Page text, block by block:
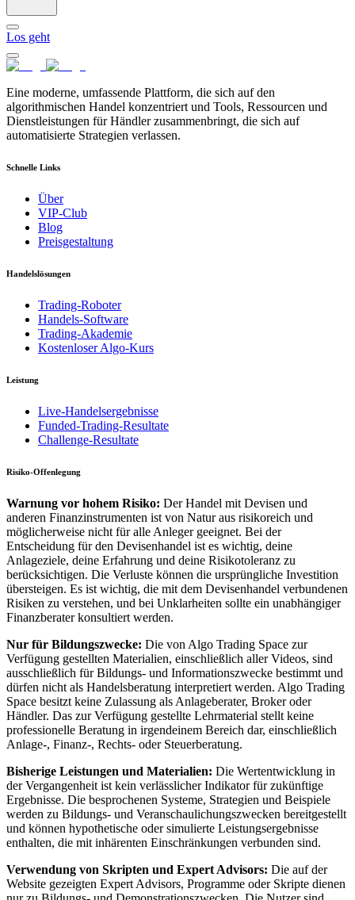
Los geht
Eine moderne, umfassende Plattform, die sich auf den
algorithmischen Handel konzentriert und Tools, Ressourcen und
Dienstleistungen für Händler zusammenbringt, die sich auf
automatisierte Strategien verlassen.
Schnelle Links
Über
VIP-Club
Blog
Preisgestaltung
Handelslösungen
Trading-Roboter
Handels-Software
Trading-Akademie
Kostenloser Algo-Kurs
Leistung
Live-Handelsergebnisse
Funded-Trading-Resultate
Challenge-Resultate
Risiko-Offenlegung
Warnung vor hohem Risiko: Der Handel mit Devisen und
anderen Finanzinstrumenten ist von Natur aus risikoreich und
möglicherweise nicht für alle Anleger geeignet. Bei der
Entscheidung für den Devisenhandel ist es wichtig, deine
Anlageziele, deine Erfahrung und deine Risikotoleranz zu
berücksichtigen. Die Verluste können die ursprüngliche Investition
übersteigen. Es ist wichtig, die mit dem Devisenhandel verbundenen
Risiken zu verstehen, und bei Unklarheiten sollte ein unabhängiger
Finanzberater konsultiert werden.
Nur für Bildungszwecke: Die von Algo Trading Space zur
Verfügung gestellten Materialien, einschließlich aller Videos, sind
ausschließlich für Bildungs- und Informationszwecke bestimmt und
dürfen nicht als Handelsberatung interpretiert werden. Algo Trading
Space besitzt keine Zulassung als Anlageberater, Broker oder
Händler. Das zur Verfügung gestellte Lehrmaterial stellt keine
professionelle Beratung in irgendeinem Bereich dar, einschließlich
Anlage-, Finanz-, Rechts- oder Steuerberatung.
Bisherige Leistungen und Materialien: Die Wertentwicklung in
der Vergangenheit ist kein verlässlicher Indikator für zukünftige
Ergebnisse. Die besprochenen Systeme, Strategien und Beispiele
werden zu Bildungs- und Veranschaulichungszwecken bereitgestellt
und können hypothetische oder simulierte Leistungsergebnisse
enthalten, die mit inhärenten Einschränkungen verbunden sind.
Verwendung von Skripten und Expert Advisors: Die auf der
Website gezeigten Expert Advisors, Programme oder Skripte dienen